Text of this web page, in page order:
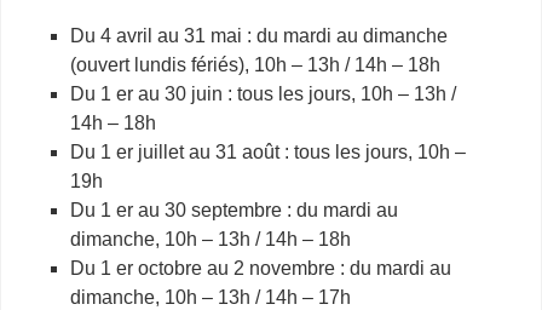
Du 4 avril au 31 mai : du mardi au dimanche
(ouvert lundis fériés), 10h – 13h / 14h – 18h
Du 1 er au 30 juin : tous les jours, 10h – 13h /
14h – 18h
Du 1 er juillet au 31 août : tous les jours, 10h –
19h
Du 1 er au 30 septembre : du mardi au
dimanche, 10h – 13h / 14h – 18h
Du 1 er octobre au 2 novembre : du mardi au
dimanche, 10h – 13h / 14h – 17h